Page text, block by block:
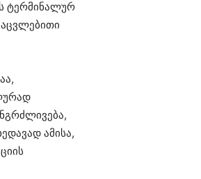
ტერმინალურ
ამისა,